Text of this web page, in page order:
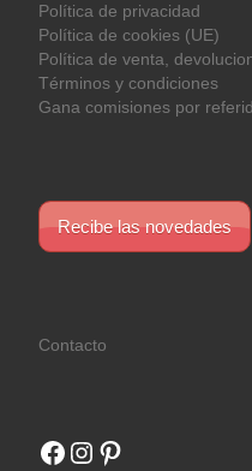
Política de privacidad
Política de cookies (UE)
Política de venta,
Términos y condiciones
Gana comisiones por
Recibe las novedades
Contacto
Facebook
Instagram
Pinterest